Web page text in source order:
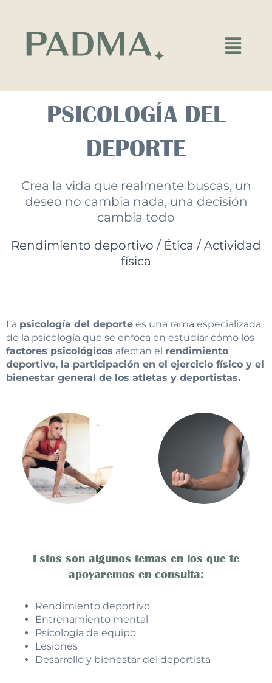
contenido
Main
Menu
PSICOLOGÍA DEL
DEPORTE
Crea la vida que realmente buscas, un
deseo no cambia nada, una decisión
cambia todo
Rendimiento deportivo / Ética / Actividad
física
La psicología del deporte es una rama especializada
de la psicología que se enfoca en estudiar cómo los
factores psicológicos afectan el rendimiento
deportivo, la participación en el ejercicio físico y el
bienestar general de los atletas y deportistas.
Estos son algunos temas en los que te
apoyaremos en consulta:
Rendimiento deportivo
Entrenamiento mental
Psicología de equipo
Lesiones
Desarrollo y bienestar del deportista